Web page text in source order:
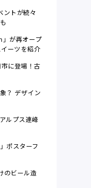
ントが続々
が再オープ
ーツを紹介
に登場！古
？ デザイン
ルプス連峰
ポスターフ
のビール造